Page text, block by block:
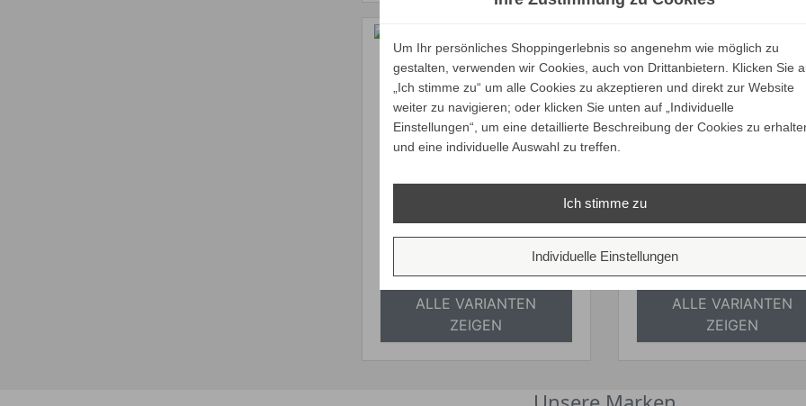
Poltrona Frau GET BACK
Kombination 1
Verkaufspreis
ab 21.825,00 €
Preise inkl. ges. MwSt.
ALLE VARIANTEN
ZEIGEN
Poltrona Frau GET
Kombination 3
Preise inkl. ges.
ALLE VARIANTEN
ZEIGEN
Um Ihr persönliches Shoppingerlebnis so angenehm wie möglich zu
gestalten, verwenden wir Cookies, auch von Drittanbietern. Klicken Sie
„Ich stimme zu“ um alle Cookies zu akzeptieren und direkt zur Website
weiter zu navigieren; oder klicken Sie unten auf „Individuelle
Einstellungen“, um eine detaillierte Beschreibung der Cookies zu
und eine individuelle Auswahl zu treffen.
Ich stimme zu
Individuelle Einstellungen